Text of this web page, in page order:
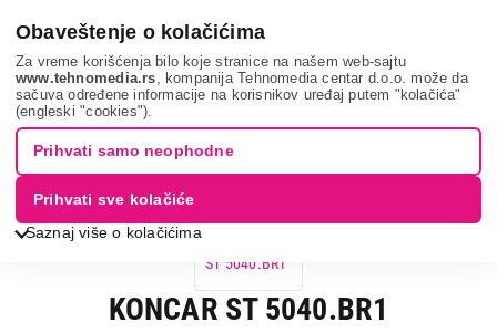
Obaveštenje o kolačićima
Za vreme korišćenja bilo koje stranice na našem web-sajtu
www.tehnomedia.rs , kompanija Tehnomedia centar d.o.o. može da
sačuva određene informacije na korisnikov uređaj putem "kolačića"
(engleski "cookies").
Saznaj više o kolačićima
Prihvati samo neophodne
Prihvati sve kolačiće
Koncar st 5040....
KONCAR ST 5040.BR1